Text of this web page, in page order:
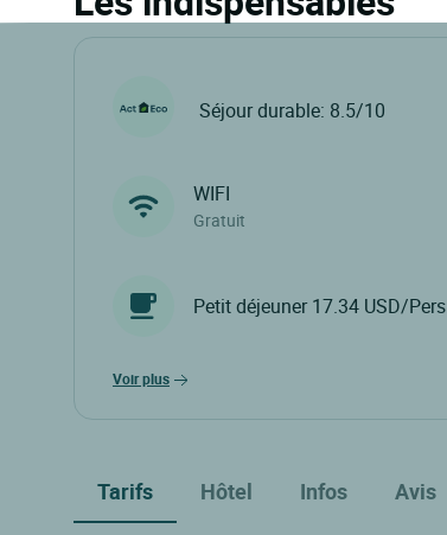
Séjour durable: 8.5/10
WIFI
Gratuit
Petit déjeuner 17.34 USD/Pers
voir plus
Tarifs Hôtel Infos Avis